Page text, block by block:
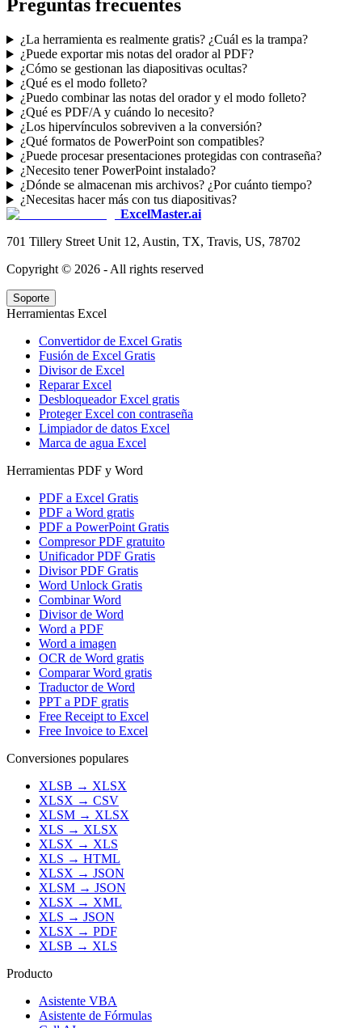
Preguntas frecuentes
¿La herramienta es realmente gratis? ¿Cuál es la trampa?
¿Puede exportar mis notas del orador al PDF?
¿Cómo se gestionan las diapositivas ocultas?
¿Qué es el modo folleto?
¿Puedo combinar las notas del orador y el modo folleto?
¿Qué es PDF/A y cuándo lo necesito?
¿Los hipervínculos sobreviven a la conversión?
¿Qué formatos de PowerPoint son compatibles?
¿Puede procesar presentaciones protegidas con contraseña?
¿Necesito tener PowerPoint instalado?
¿Dónde se almacenan mis archivos? ¿Por cuánto tiempo?
¿Necesitas hacer más con tus diapositivas?
ExcelMaster.ai
701 Tillery Street Unit 12, Austin, TX, Travis, US, 78702
Copyright © 2026 - All rights reserved
Soporte
Herramientas Excel
Convertidor de Excel Gratis
Fusión de Excel Gratis
Divisor de Excel
Reparar Excel
Desbloqueador Excel gratis
Proteger Excel con contraseña
Limpiador de datos Excel
Marca de agua Excel
Herramientas PDF y Word
PDF a Excel Gratis
PDF a Word gratis
PDF a PowerPoint Gratis
Compresor PDF gratuito
Unificador PDF Gratis
Divisor PDF Gratis
Word Unlock Gratis
Combinar Word
Divisor de Word
Word a PDF
Word a imagen
OCR de Word gratis
Comparar Word gratis
Traductor de Word
PPT a PDF gratis
Free Receipt to Excel
Free Invoice to Excel
Conversiones populares
XLSB → XLSX
XLSX → CSV
XLSM → XLSX
XLS → XLSX
XLSX → XLS
XLS → HTML
XLSX → JSON
XLSM → JSON
XLSX → XML
XLS → JSON
XLSX → PDF
XLSB → XLS
Producto
Asistente VBA
Asistente de Fórmulas